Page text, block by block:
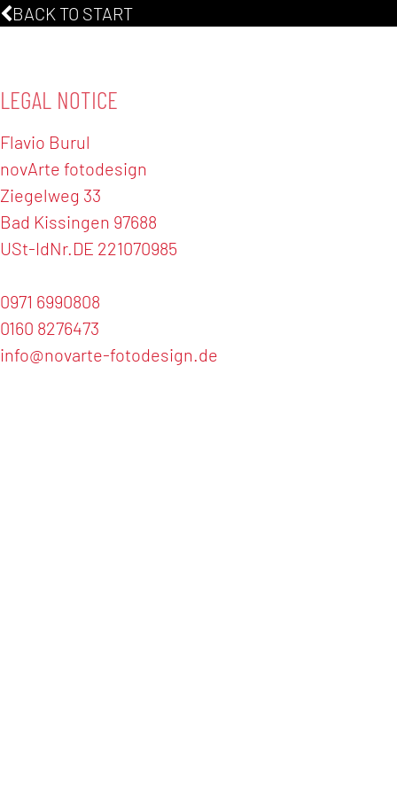
BACK TO START
LEGAL NOTICE
Flavio Burul
novArte fotodesign
Ziegelweg 33
Bad Kissingen 97688
USt-IdNr.DE 221070985
0971 6990808
0160 8276473
info@novarte-fotodesign.de